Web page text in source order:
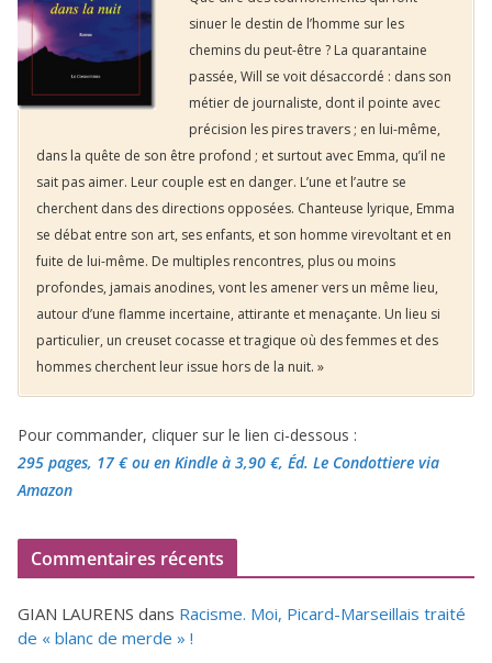
sinuer le destin de l’homme sur les
chemins du peut-être ? La quarantaine
passée, Will se voit désaccordé : dans son
métier de journaliste, dont il pointe avec
précision les pires travers ; en lui-même,
dans la quête de son être profond ; et surtout avec Emma, qu’il ne
sait pas aimer. Leur couple est en danger. L’une et l’autre se
cherchent dans des directions opposées. Chanteuse lyrique, Emma
se débat entre son art, ses enfants, et son homme virevoltant et en
fuite de lui-même. De multiples rencontres, plus ou moins
profondes, jamais anodines, vont les amener vers un même lieu,
autour d’une flamme incertaine, attirante et menaçante. Un lieu si
particulier, un creuset cocasse et tragique où des femmes et des
hommes cherchent leur issue hors de la nuit. »
Pour commander, cliquer sur le lien ci-dessous :
295 pages, 17 €ou en Kindle à 3,90 €, Éd. Le Condottiere via
Amazon
Commentaires récents
GIAN LAURENS dans Racisme. Moi, Picard-Marseillais traité
de « blanc de merde » !